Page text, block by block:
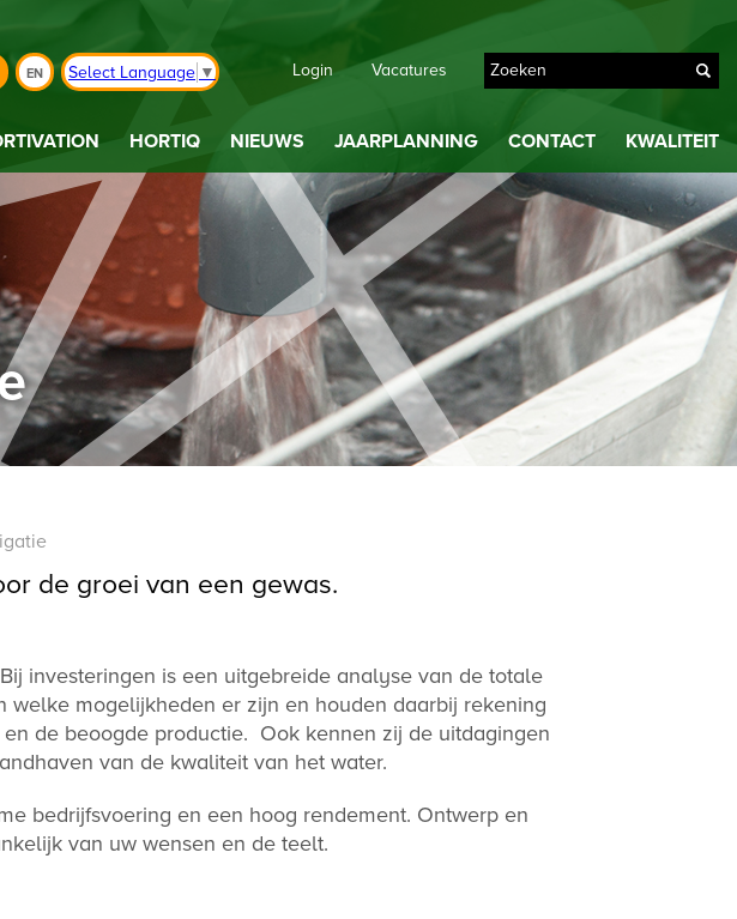
EN Select Language ▼ Login Vacatures
HORTIQ NIEUWS JAARPLANNING CONTACT KWALITEIT
de groei van een gewas.
investeringen is een uitgebreide analyse van de totale
mogelijkheden er zijn en houden daarbij rekening
de beoogde productie. Ook kennen zij de uitdagingen
van de kwaliteit van het water.
bedrijfsvoering en een hoog rendement. Ontwerp en
van uw wensen en de teelt.